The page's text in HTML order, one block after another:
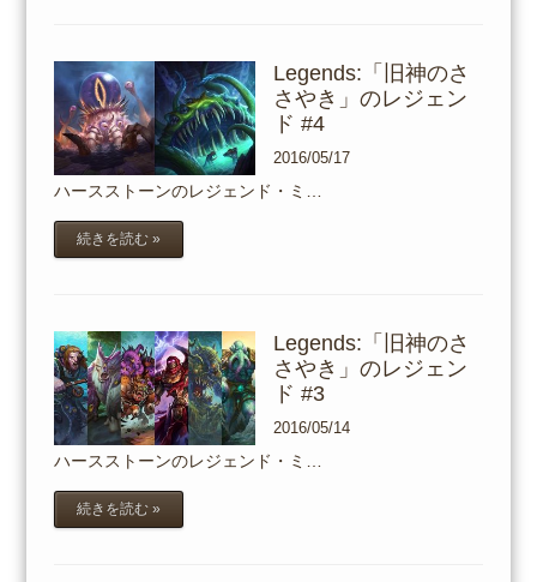
Legends:「旧神のさ
さやき」のレジェン
ド #4
2016/05/17
ハースストーンのレジェンド・ミ…
続きを読む »
Legends:「旧神のさ
さやき」のレジェン
ド #3
2016/05/14
ハースストーンのレジェンド・ミ…
続きを読む »